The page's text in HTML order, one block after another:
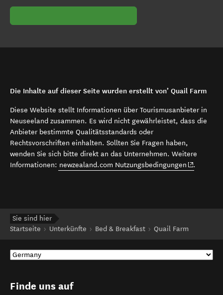
Die Inhalte auf dieser Seite wurden erstellt von’ Quail Farm
Diese Website stellt Informationen über Tourismusanbieter in
Neuseeland zusammen. Es wird nicht gewährleistet, dass die
Anbieter bestimmte Qualitätsstandards oder
Rechtsvorschriften einhalten. Sollten Sie Fragen haben,
wenden Sie sich bitte direkt an das Unternehmen. Weitere
Informationen: newzealand.com Nutzungsbedingungen (opens in
.
Sie sind hier
Startseite
Unterkünfte Bed & Breakfast Quail Farm
Finde uns auf